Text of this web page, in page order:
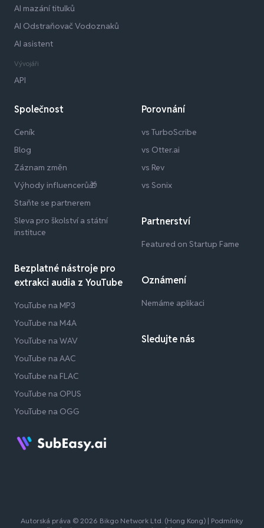
AI mazání titulků
AI Odstraňovač Vodoznaků
AI asistent
Vývojáři
API
Společnost
Ceník
Blog
Záznam změn
Výhody influencerů🎁
Staňte se partnerem
Sleva pro školství a státní
instituce
Bezplatné nástroje pro
extrakci audia z YouTube
YouTube na MP3
YouTube na M4A
YouTube na WAV
YouTube na AAC
YouTube na FLAC
YouTube na OPUS
YouTube na OGG
Porovnání
vs TurboScribe
vs Otter.ai
vs Rev
vs Sonix
Partnerství
Featured on Startup Fame
Oznámení
Nemáme aplikaci
Sledujte nás
Autorská práva © 2026 Bikgo Network Ltd. (Hong Kong) | Podmínky